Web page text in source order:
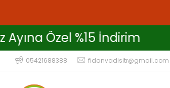
Ayına Özel %15 İndirim
05421688388 fidanvadisitr@gmail.com